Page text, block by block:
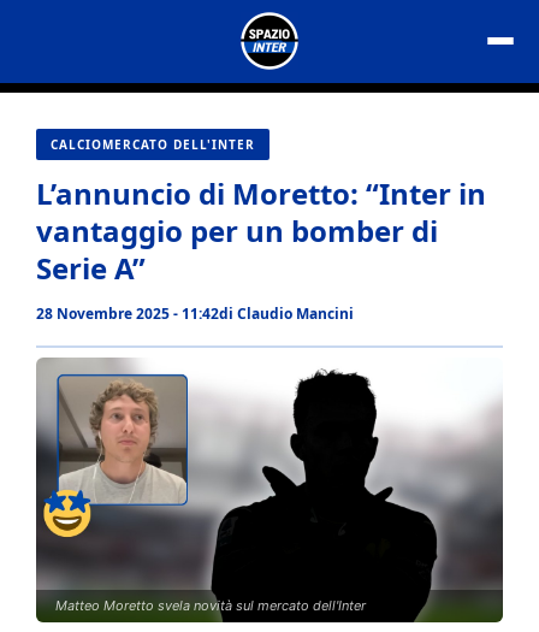
contenuto
CALCIOMERCATO DELL'INTER
L’annuncio di Moretto: “Inter in
vantaggio per un bomber di
Serie A”
28 Novembre 2025 - 11:42di Claudio Mancini
Matteo Moretto svela novità sul mercato dell'Inter